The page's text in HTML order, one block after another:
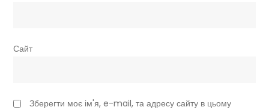
Сайт
Зберегти моє ім'я, e-mail, та адресу сайту в цьому